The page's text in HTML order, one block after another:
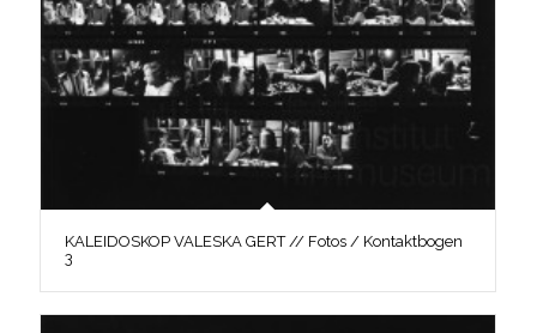
KALEIDOSKOP VALESKA GERT // Fotos / Kontaktbogen
3